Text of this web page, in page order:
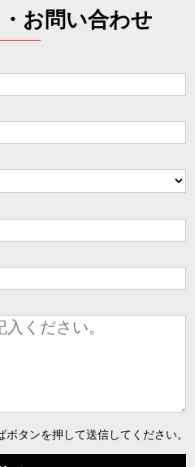
お問い合わせ
タンを押して送信してください。